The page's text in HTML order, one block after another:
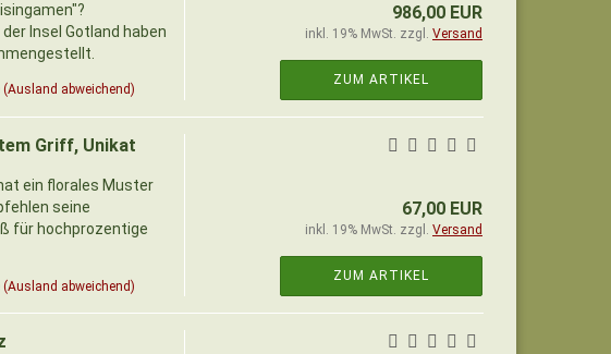
Insel Gotland haben
(Ausland abweichend)
986,00 EUR
inkl. 19% MwSt. zzgl. Versand
ZUM ARTIKEL
Griff, Unikat
ein florales Muster
seine
für hochprozentige
(Ausland abweichend)
67,00 EUR
inkl. 19% MwSt. zzgl. Versand
ZUM ARTIKEL